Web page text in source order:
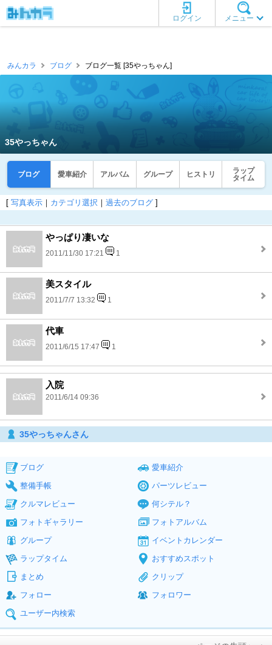
メニュー
ログイン
みんカラ ブログ ブログ一覧 [35やっちゃん]
35やっちゃん
ブログ 愛車紹介 アルバム グループ ヒストリ
ラップ
タイム
[ 写真表示 ｜ カテゴリ選択 ｜ 過去のブログ ]
やっぱり凄いな
2011/11/30 17:21 1
美スタイル
2011/7/7 13:32 1
代車
2011/6/15 17:47 1
入院
2011/6/14 09:36
35やっちゃんさん
ブログ
愛車紹介
整備手帳
パーツレビュー
クルマレビュー
何シテル？
フォトギャラリー
フォトアルバム
グループ
イベントカレンダー
ラップタイム
おすすめスポット
まとめ
クリップ
フォロー
フォロワー
ユーザー内検索